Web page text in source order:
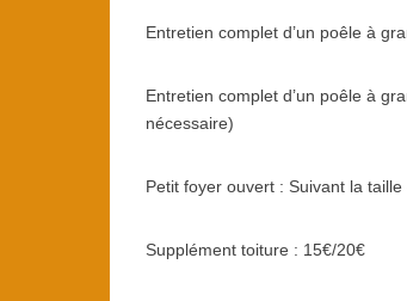
Entretien complet d’un poêle à
Entretien complet d’un poêle à
nécessaire)
Petit foyer ouvert : Suivant la
Supplément toiture : 15€/20€